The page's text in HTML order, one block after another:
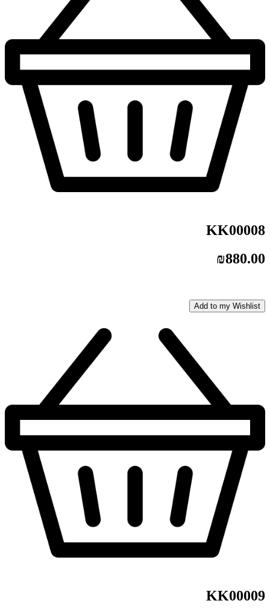
KK00008
₪880.00
Add to my Wishlist
KK00009